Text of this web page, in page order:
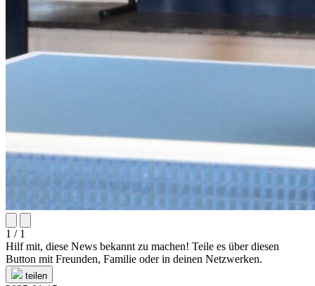
1 / 1
Hilf mit, diese News bekannt zu machen! Teile es über diesen
Button mit Freunden, Familie oder in deinen Netzwerken.
teilen